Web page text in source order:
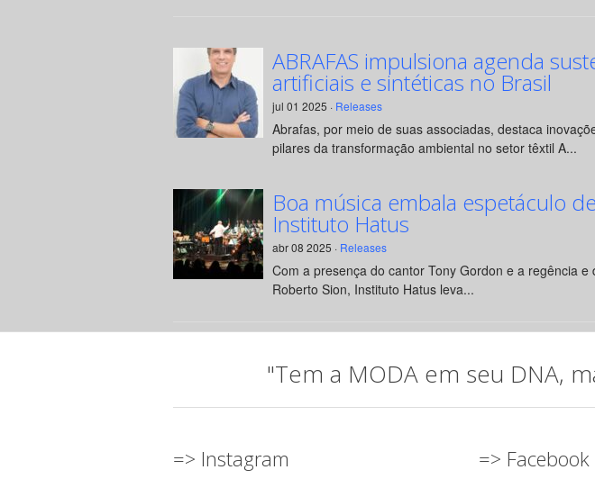
ABRAFAS impulsiona agenda
artificiais e sintéticas no Brasil
jul 01 2025 · Releases
Abrafas, por meio de suas associadas, destaca
pilares da transformação ambiental no setor têxtil A...
Boa música embala espetáculo
Instituto Hatus
abr 08 2025 · Releases
Com a presença do cantor Tony Gordon e a regência
Roberto Sion, Instituto Hatus leva...
"Tem a MODA em seu DNA,
=> Instagram => Facebook